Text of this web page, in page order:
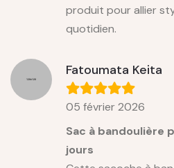
produit pour allier
quotidien.
Fatoumata Keita
05 février 2026
Sac à bandoulière
jours